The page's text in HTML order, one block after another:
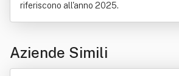
riferiscono all'anno 2025.
Aziende Simili